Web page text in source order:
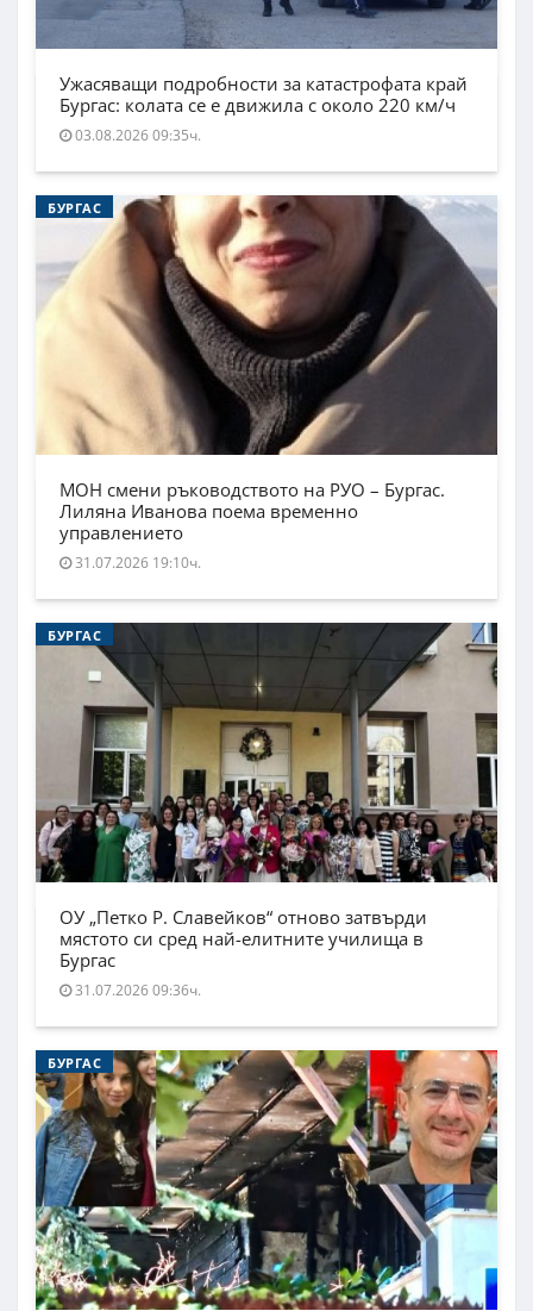
Ужасяващи подробности за катастрофата край
Бургас: колата се е движила с около 220 км/ч
03.08.2026 09:35ч.
БУРГАС
МОН смени ръководството на РУО – Бургас.
Лиляна Иванова поема временно
управлението
31.07.2026 19:10ч.
БУРГАС
ОУ „Петко Р. Славейков“ отново затвърди
мястото си сред най-елитните училища в
Бургас
31.07.2026 09:36ч.
БУРГАС